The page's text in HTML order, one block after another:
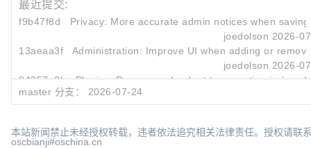
最近提交:
f9b47f8d
Privacy: More accurate admin notices when
joedolson 2026-
13aeaa3f
Administration: Improve UI when adding or
joedolson 2026-
84357a2b
Plugins: Remove redundant type casting in
master 分支： 2026-07-24
本站新闻禁止未经授权转载，违者依法追究相关法律责任。授权请联
oscbianji#oschina.cn